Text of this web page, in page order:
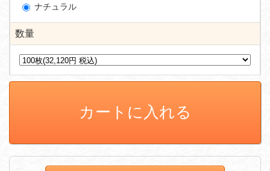
ナチュラル
数量